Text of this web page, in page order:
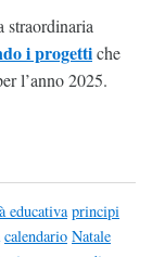
straordinaria
i progettiche
l’anno 2025.
educativa principi
calendario Natale